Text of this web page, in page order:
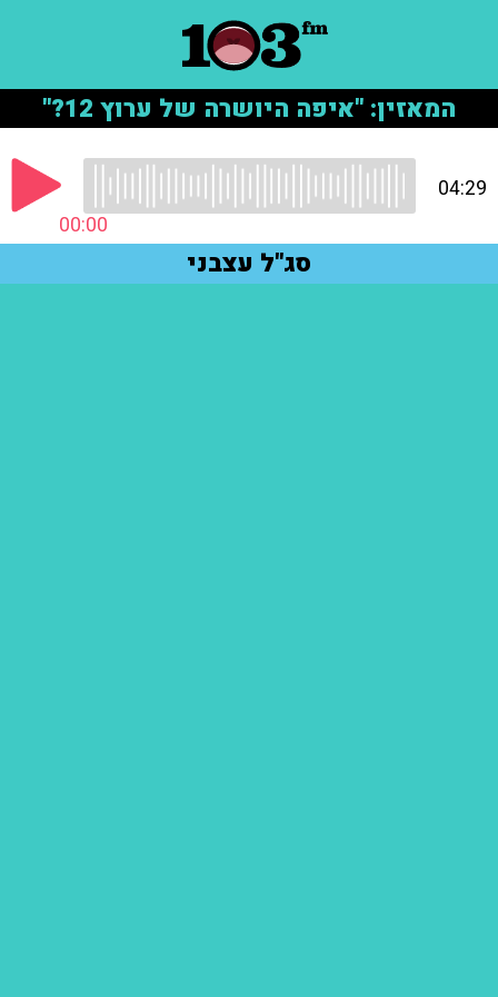
המאזין: "איפה היושרה של ערוץ 12?"
00:00
04:29
סג"ל עצבני